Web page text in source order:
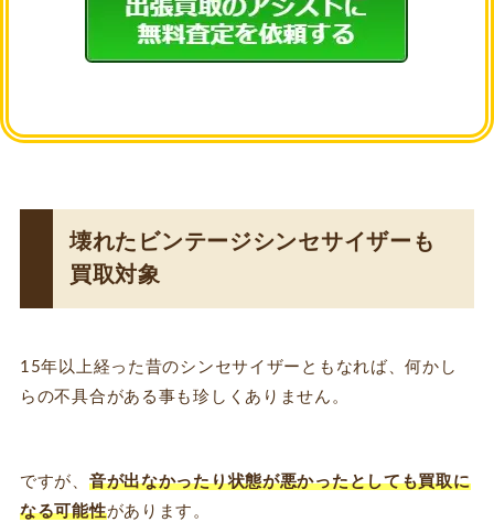
壊れたビンテージシンセサイザーも
買取対象
15年以上経った昔のシンセサイザーともなれば、何かし
らの不具合がある事も珍しくありません。
ですが、 音が出なかったり状態が悪かったとしても買取に
なる可能性があります。